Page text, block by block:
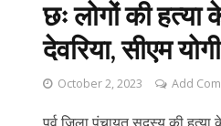
छः लोगों की हत्या
देवरिया, सीएम
October 2, 2023 Add